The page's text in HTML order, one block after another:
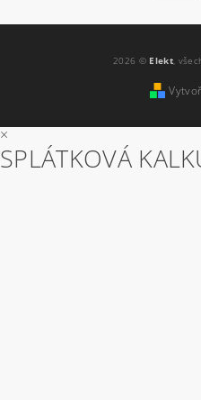
2026 © Elekt,
×
SPLÁTKOVÁ